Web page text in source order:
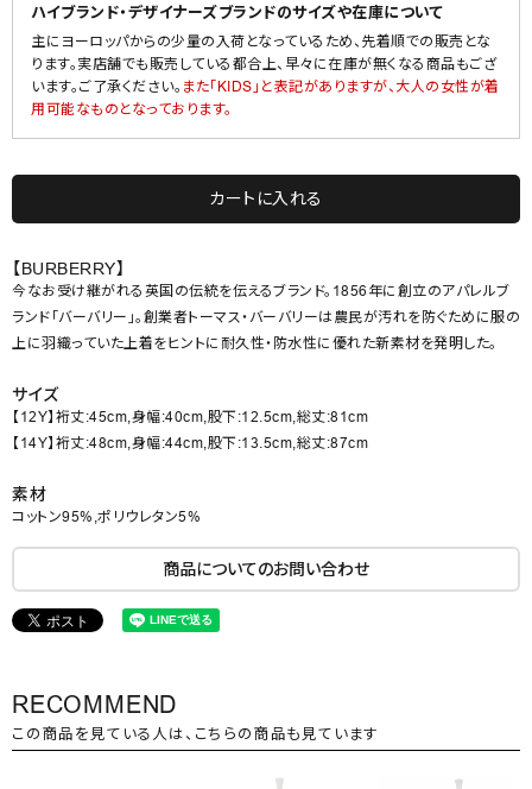
ハイブランド・デザイナーズブランドのサイズや在庫について
主にヨーロッパからの少量の入荷となっているため、先着順での販売とな
ります。実店舗でも販売している都合上、早々に在庫が無くなる商品もござ
います。ご了承ください。 また「KIDS」と表記がありますが、大人の女性が着
用可能なものとなっております。
カートに入れる
【BURBERRY】
今なお受け継がれる英国の伝統を伝えるブランド。1856年に創立のアパレルブ
ランド「バーバリー」。創業者トーマス・バーバリーは農民が汚れを防ぐために服の
上に羽織っていた上着をヒントに耐久性・防水性に優れた新素材を発明した。
サイズ
【12Y】裄丈:45cm,身幅:40cm,股下:12.5cm,総丈:81cm
【14Y】裄丈:48cm,身幅:44cm,股下:13.5cm,総丈:87cm
素材
コットン95%,ポリウレタン5%
商品についてのお問い合わせ
RECOMMEND
この商品を見ている人は、こちらの商品も見ています